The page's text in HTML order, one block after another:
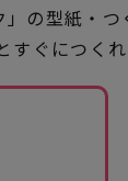
の型紙・
すぐにつく